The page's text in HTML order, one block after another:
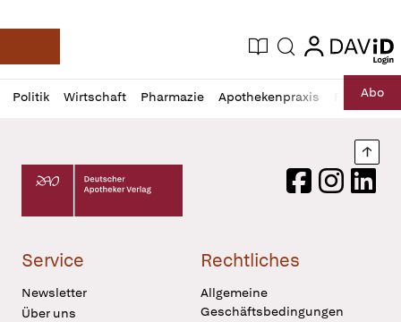
Deutsche Apotheker Zeitung
Aktuelle Ausgabe
Suche login
login
Politik Wirtschaft Pharmazie Apothekenpraxis RechtAbo
Profil
öffnen
Daz
Pur
Deutscher Apotheker Verlag Logo
FacebookInstagram
Service
Newsletter
Über uns
Rechtliches
Allgemeine
Geschäftsbedingungen